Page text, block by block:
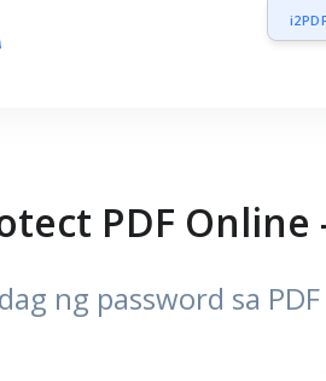
PDF
ng password sa